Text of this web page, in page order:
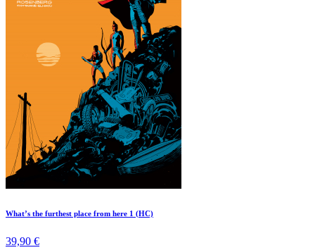
What’s the furthest place from here 1 (HC)
39,90 €